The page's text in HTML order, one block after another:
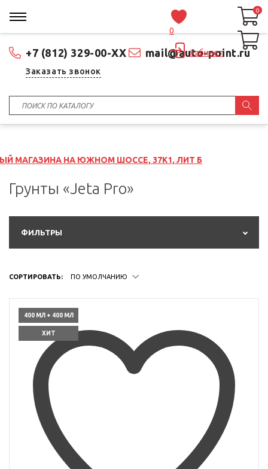
+7 (812) 329-00-XX mail@auto-point.ru
Заказать звонок
0
Кабинет
0
0
НА ЮЖНОМ ШОССЕ, 37К1, ЛИТ Б
Грунты «Jeta Pro»
ФИЛЬТРЫ
СОРТИРОВАТЬ: ПО УМОЛЧАНИЮ
400 МЛ + 400 МЛ
ХИТ